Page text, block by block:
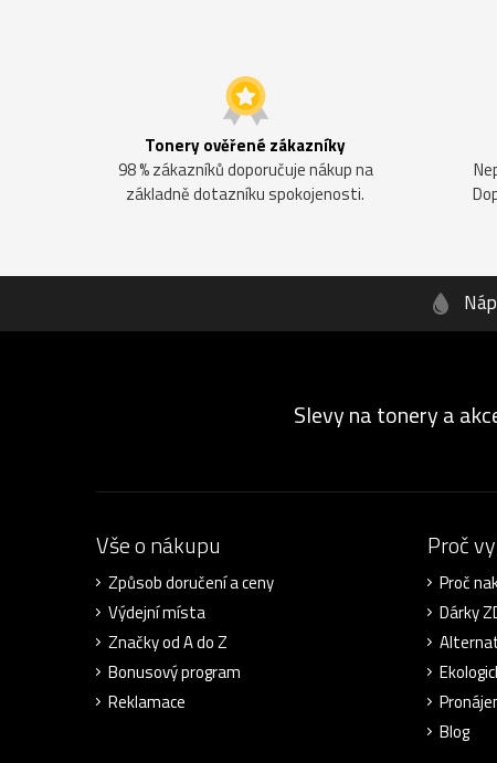
Tonery ověřené zákazníky
98 % zákazníků doporučuje nákup na
základně dotazníku spokojenosti.
Slevy na tonery a
Vše o nákupu
Způsob doručení a ceny
Výdejní místa
Značky od A do Z
Bonusový program
Reklamace
Proč
Proč
Dárky
Blog